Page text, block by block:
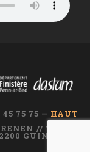
75 75 — HAUT
// TI AR
GUINGAMP